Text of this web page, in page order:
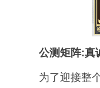
公测矩阵:真
为了迎接整